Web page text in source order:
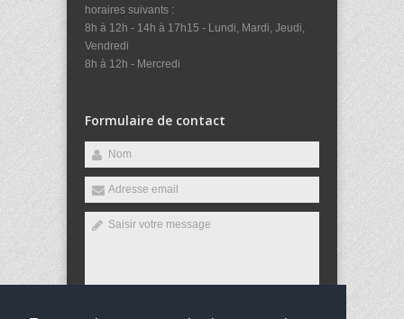
horaires suivants :
8h à 12h - 14h à 17h15 - Lundi, Mardi, Jeudi,
Vendredi
8h à 12h - Mercredi
Formulaire de contact